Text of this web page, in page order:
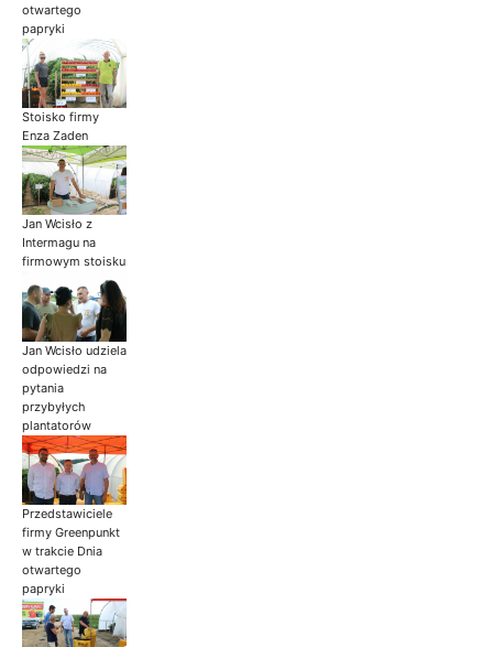
otwartego
papryki
Stoisko firmy
Enza Zaden
Jan Wcisło z
Intermagu na
firmowym stoisku
Jan Wcisło udziela
odpowiedzi na
pytania
przybyłych
plantatorów
Przedstawiciele
firmy Greenpunkt
w trakcie Dnia
otwartego
papryki